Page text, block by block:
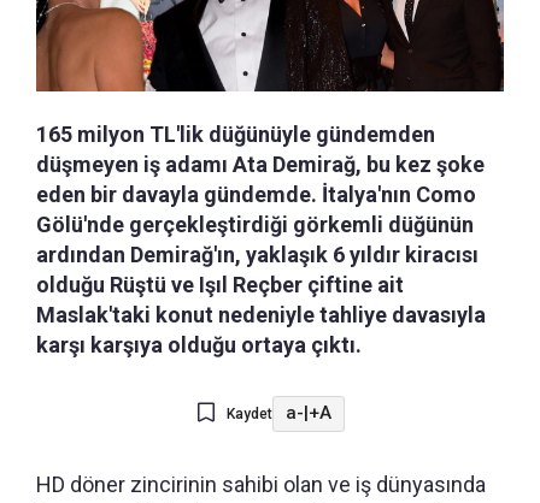
165 milyon TL'lik düğünüyle gündemden
düşmeyen iş adamı Ata Demirağ, bu kez şoke
eden bir davayla gündemde. İtalya'nın Como
Gölü'nde gerçekleştirdiği görkemli düğünün
ardından Demirağ'ın, yaklaşık 6 yıldır kiracısı
olduğu Rüştü ve Işıl Reçber çiftine ait
Maslak'taki konut nedeniyle tahliye davasıyla
karşı karşıya olduğu ortaya çıktı.
Kaydet a-|+A
HD döner zincirinin sahibi olan ve iş dünyasında